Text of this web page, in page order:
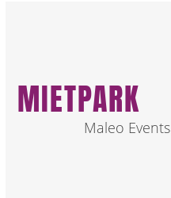
MIETPARK
Maleo Events